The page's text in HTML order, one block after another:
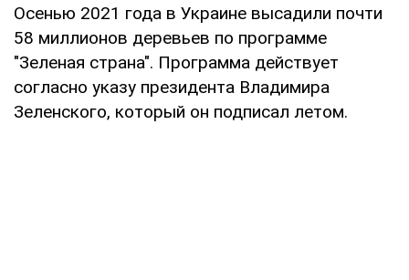
Осенью 2021 года в Украине высадили почти
58 миллионов деревьев по программе
"Зеленая страна". Программа действует
согласно указу президента Владимира
Зеленского, который он подписал летом.